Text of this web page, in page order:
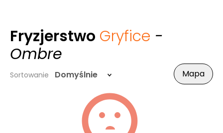
Fryzjerstwo Gryfice -
Ombre
Sortowanie Domyślnie Mapa